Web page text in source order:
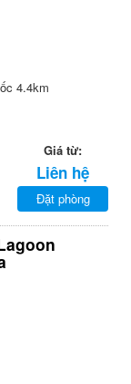
4.4km
Giá từ:
Liên hệ
Đặt phòng